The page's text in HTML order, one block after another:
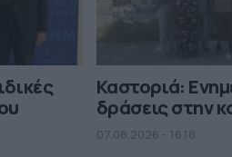
Καστοριά:
δράσεις στην
07.08.2026 - 16.18